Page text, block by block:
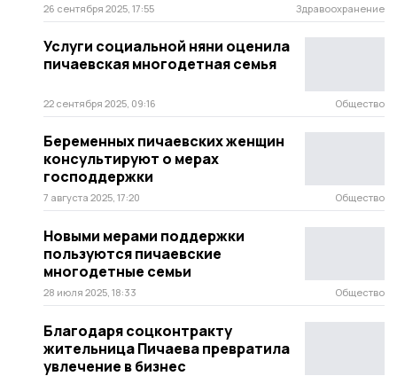
26 сентября 2025, 17:55 Здравоохранение
Услуги социальной няни оценила
пичаевская многодетная семья
22 сентября 2025, 09:16 Общество
Беременных пичаевских женщин
консультируют о мерах
господдержки
7 августа 2025, 17:20 Общество
Новыми мерами поддержки
пользуются пичаевские
многодетные семьи
28 июля 2025, 18:33 Общество
Благодаря соцконтракту
жительница Пичаева превратила
увлечение в бизнес